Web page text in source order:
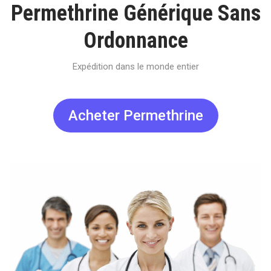
Permethrine Générique Sans
Ordonnance
Expédition dans le monde entier
Acheter Permethrine